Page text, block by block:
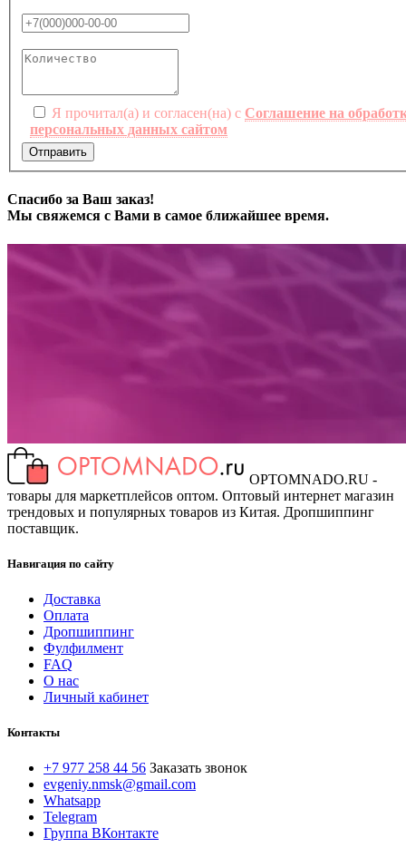
Я прочитал(а) и согласен(на) с Соглашение на
персональных данных сайтом
Отправить
Спасибо за Ваш заказ!
Мы свяжемся с Вами в самое ближайшее время.
OPTOMNADO.RU -
товары для маркетплейсов оптом. Оптовый интернет магазин
трендовых и популярных товаров из Китая. Дропшиппинг
поставщик.
Навигация по сайту
Доставка
Оплата
Дропшиппинг
Фулфилмент
FAQ
О нас
Личный кабинет
Контакты
+7 977 258 44 56 Заказать звонок
evgeniy.nmsk@gmail.com
Whatsapp
Telegram
Группа ВКонтакте